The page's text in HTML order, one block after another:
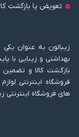
تعویض یا بازگشت
زیبالون به عنوان یکی
بازگشت کالا و
فروشگاه اینترنتی
های فروشگاه اینترنتی